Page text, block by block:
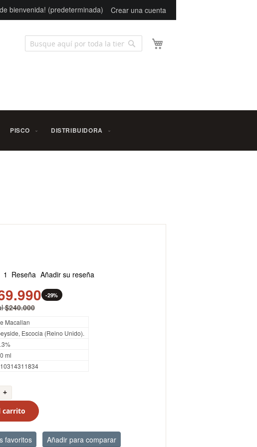
bienvenida! (predeterminada) Crear una cuenta
Buscar
PISCO DISTRIBUIDORA
1 Reseña Añadir su reseña
-29%
$240.000
Macallan
Escocia (Reino Unido).
ml
+
carrito
favoritos Añadir para comparar